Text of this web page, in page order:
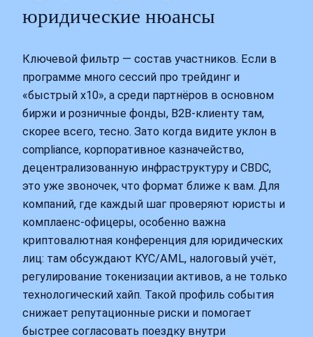
юридические нюансы
Ключевой фильтр — состав участников. Если в
программе много сессий про трейдинг и
«быстрый x10», а среди партнёров в основном
биржи и розничные фонды, B2B-клиенту там,
скорее всего, тесно. Зато когда видите уклон в
compliance, корпоративное казначейство,
децентрализованную инфраструктуру и CBDC,
это уже звоночек, что формат ближе к вам. Для
компаний, где каждый шаг проверяют юристы и
комплаенс‑офицеры, особенно важна
криптовалютная конференция для юридических
лиц: там обсуждают KYC/AML, налоговый учёт,
регулирование токенизации активов, а не только
технологический хайп. Такой профиль события
снижает репутационные риски и помогает
быстрее согласовать поездку внутри